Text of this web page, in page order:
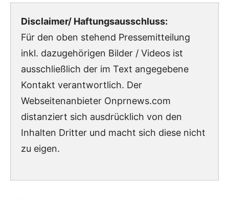
Disclaimer/ Haftungsausschluss:
Für den oben stehend Pressemitteilung
inkl. dazugehörigen Bilder / Videos ist
ausschließlich der im Text angegebene
Kontakt verantwortlich. Der
Webseitenanbieter Onprnews.com
distanziert sich ausdrücklich von den
Inhalten Dritter und macht sich diese nicht
zu eigen.